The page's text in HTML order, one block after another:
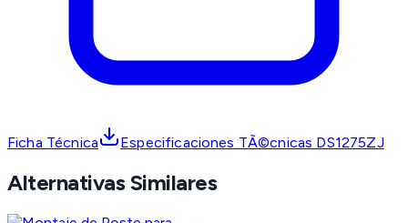
Ficha Técnica Especificaciones TÃ©cnicas DS1275ZJ
Alternativas Similares